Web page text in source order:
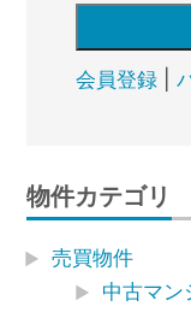
会員登録|
物件カテゴリ
売買物件
中古マン